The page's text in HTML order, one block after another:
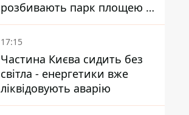
розбивають парк площею в
гектар
17:15
Частина Києва сидить без
світла - енергетики вже
ліквідовують аварію